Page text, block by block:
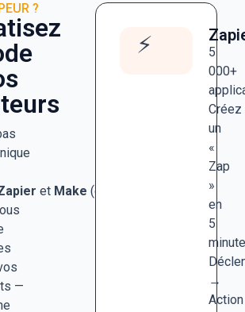
?
et Make (ex-
—
⚡
5
000+
Créez
un
«
Zap
»
en
5
→
Action